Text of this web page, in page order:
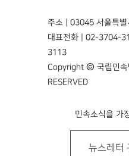
주소 | 03045 서울특
대표전화 | 02-3704-
3113
Copyright © 국립민속
RESERVED
민속소식을 가
뉴스레터